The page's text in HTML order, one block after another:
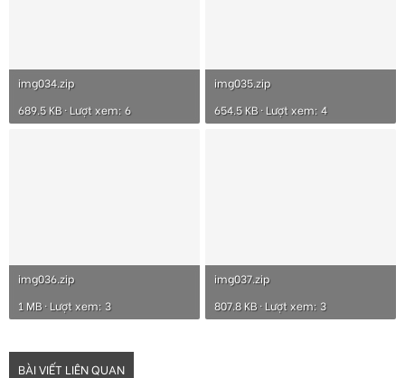
img034.zip
689.5 KB · Lượt xem: 6
img035.zip
654.5 KB · Lượt xem: 4
img036.zip
1 MB · Lượt xem: 3
img037.zip
807.8 KB · Lượt xem: 3
BÀI VIẾT LIÊN QUAN